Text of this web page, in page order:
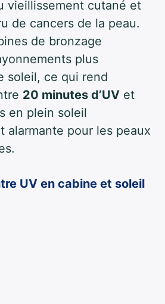
vieillissement cutané et
de cancers de la peau.
de bronzage
plus
soleil, ce qui rend
20 minutes d’UV et
en plein soleil
alarmante pour les peaux
UV en cabine et soleil